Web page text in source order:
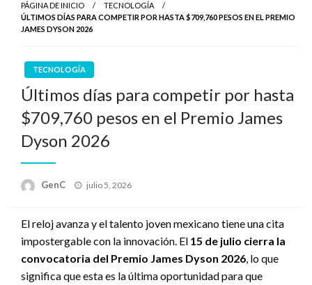
PÁGINA DE INICIO
TECNOLOGÍA
ÚLTIMOS DÍAS PARA COMPETIR POR HASTA $709,760 PESOS EN EL PREMIO
JAMES DYSON 2026
TECNOLOGÍA
Últimos días para competir por hasta
$709,760 pesos en el Premio James
Dyson 2026
GenC
Publicado
julio 5, 2026
El reloj avanza y el talento joven mexicano tiene una cita
impostergable con la innovación. El 15 de julio cierra la
convocatoria del Premio James Dyson 2026 , lo que
significa que esta es la última oportunidad para que